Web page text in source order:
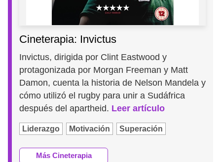
Cineterapia: Invictus
Invictus, dirigida por Clint Eastwood y
protagonizada por Morgan Freeman y Matt
Damon, cuenta la historia de Nelson Mandela y
cómo utilizó el rugby para unir a Sudáfrica
después del apartheid. Leer artículo
Liderazgo Motivación Superación
Más Cineterapia